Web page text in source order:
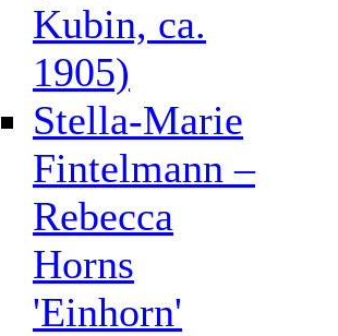
Kubin, ca.
1905)
Stella-Marie
Fintelmann –
Rebecca
Horns
'Einhorn'